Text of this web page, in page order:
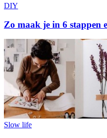
DIY
Zo maak je in 6 stappen
Slow life